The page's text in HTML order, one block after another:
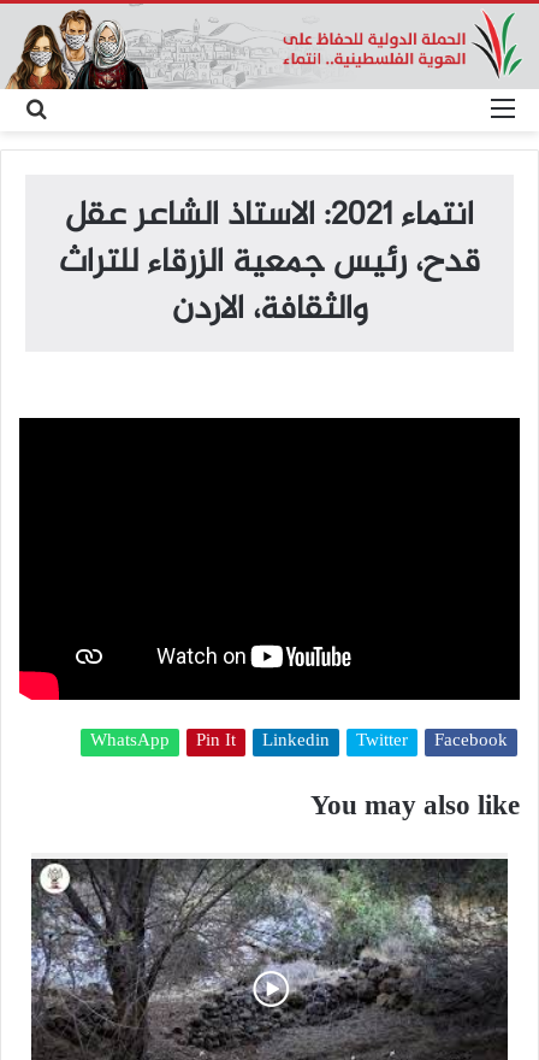
عن
انتماء 2021: الاستاذ الشاعر عقل
قدح، رئيس جمعية الزرقاء للتراث
والثقافة، الاردن
Facebook
Twitter
Linkedin
Pin It
WhatsApp
You may also like